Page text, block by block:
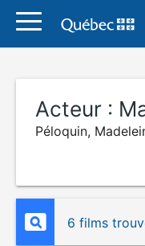
Acteur :
Péloquin,
6 films